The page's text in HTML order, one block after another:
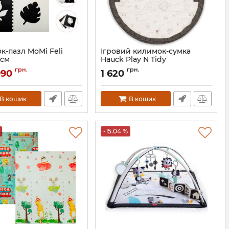
пазл MoMi Feli
грн.
В кошик
Ігровий килимок-сумка
Hauck Play N Tidy
Артикул:80900-0
1 620 грн.
В кошик
-15.04 %